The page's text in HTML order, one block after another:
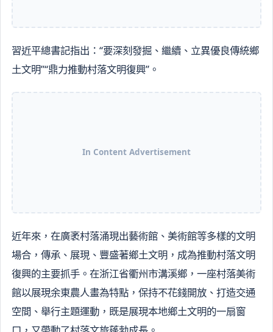
習近平總書記指出：“要深刻發掘、繼續、立異優良傳統鄉
土文明”“鼎力推動村落文明復興”。
In Content Advertisement
近年來，在廣袤村落涌現出藝術館、美術館等多樣的文明
場合，傳承、展現、豐盛著鄉土文明，成為推動村落文明
復興的主要抓手。在浙江省衢州市溝溪鄉，一座村落美術
館以展現余東農人畫為特點，保持不花錢開放、打造交通
空間、舉行主題運動，既是展現本地鄉土文明的一扇窗